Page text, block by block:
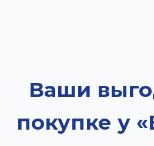
Ваши
покупке у